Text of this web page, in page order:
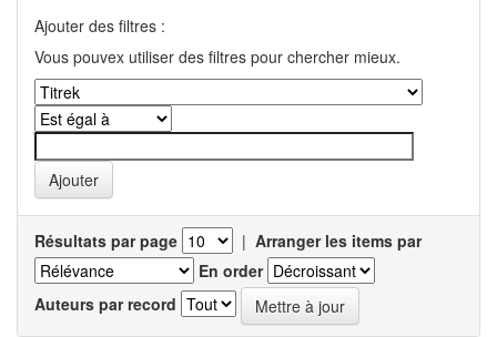
Ajouter des filtres :
Vous pouvex utiliser des filtres pour chercher mieux.
Résultats par page | Arranger les items par
En order
Auteurs par record